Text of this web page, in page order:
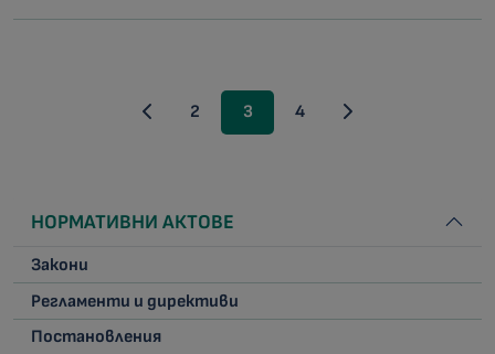
2 3 4
НОРМАТИВНИ АКТОВЕ
Закони
Регламенти и директиви
Постановления